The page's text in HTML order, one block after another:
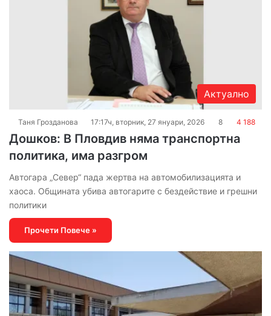
Актуално
Таня Грозданова 17:17ч, вторник, 27 януари, 2026 8 4 188
Дошков: В Пловдив няма транспортна
политика, има разгром
Автогара „Север“ пада жертва на автомобилизацията и
хаоса. Общината убива автогарите с бездействие и грешни
политики
Прочети Повече »